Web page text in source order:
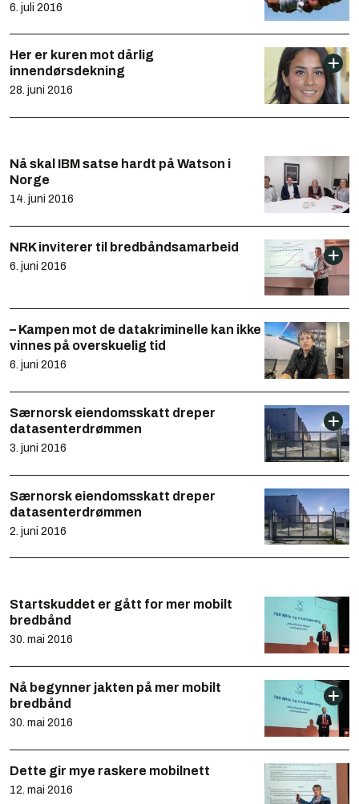
6. juli 2016
Her er kuren mot dårlig
innendørsdekning
28. juni 2016
Nå skal IBM satse hardt på Watson i
Norge
14. juni 2016
NRK inviterer til bredbåndsamarbeid
6. juni 2016
– Kampen mot de datakriminelle kan ikke
vinnes på overskuelig tid
6. juni 2016
Særnorsk eiendomsskatt dreper
datasenterdrømmen
3. juni 2016
Særnorsk eiendomsskatt dreper
datasenterdrømmen
2. juni 2016
Startskuddet er gått for mer mobilt
bredbånd
30. mai 2016
Nå begynner jakten på mer mobilt
bredbånd
30. mai 2016
Dette gir mye raskere mobilnett
12. mai 2016